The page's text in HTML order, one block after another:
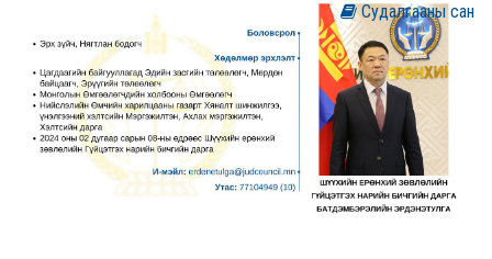
Судалгааны сан